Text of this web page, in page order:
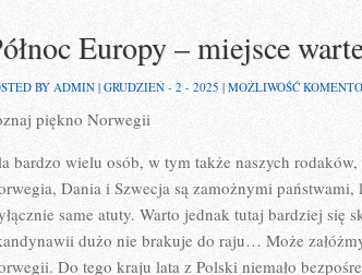
Europy – miejsce
BY ADMIN | GRUDZIEŃ - 2 - 2025 | MOŻLIWOŚĆ
piękno Norwegii
bardzo wielu osób, w tym także naszych
Dania i Szwecja są zamożnymi
same atuty. Warto jednak tutaj bardziej się
dużo nie brakuje do raju… Może
Do tego kraju lata z Polski niemało